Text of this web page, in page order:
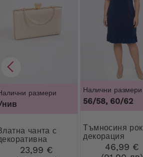
размери
с
23,99 €
Налични размери
56/58, 60/62
Тъмносиня рокля с
декорация
46,99 €